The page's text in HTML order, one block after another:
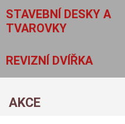
STAVEBNÍ DESKY A
TVAROVKY
REVIZNÍ DVÍŘKA
AKCE